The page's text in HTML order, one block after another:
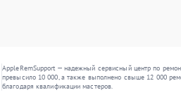
AppleRemSupport — надежный сервисный центр по
превысило 10 000, а также выполнено свыше 12 000
благодаря квалификации мастеров.